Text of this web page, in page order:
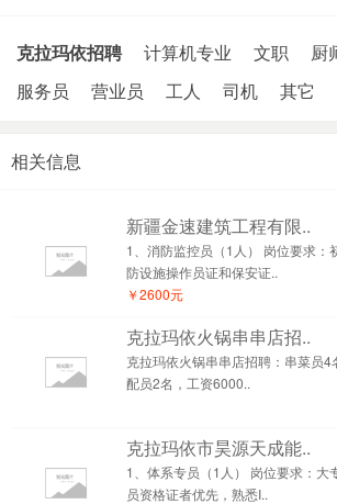
克拉玛依招聘 计算机专业 文职 厨
服务员
营业员 工人 司机 其它
相关信息
新疆金速建筑工程有限..
1、消防监控员（1人） 岗位要求：
防设施操作员证和保安证..
￥2600元
克拉玛依火锅串串店招..
克拉玛依火锅串串店招聘：串菜员
配员2名，工资6000..
克拉玛依市昊源天成能..
1、体系专员（1人） 岗位要求：大
员资格证者优先，熟悉I..